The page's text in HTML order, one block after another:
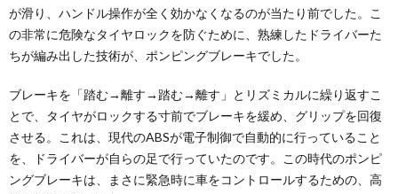
が滑り、ハンドル操作が全く効かなくなるのが当たり前でした。こ
の非常に危険なタイヤロックを防ぐために、熟練したドライバーた
ちが編み出した技術が、ポンピングブレーキでした。
ブレーキを「踏む→離す→踏む→離す」とリズミカルに繰り返すこ
とで、タイヤがロックする寸前でブレーキを緩め、グリップを回復
させる。これは、現代のABSが電子制御で自動的に行っていること
を、ドライバーが自らの足で行っていたのです。この時代のポンピ
ングブレーキは、まさに緊急時に車をコントロールするための、高